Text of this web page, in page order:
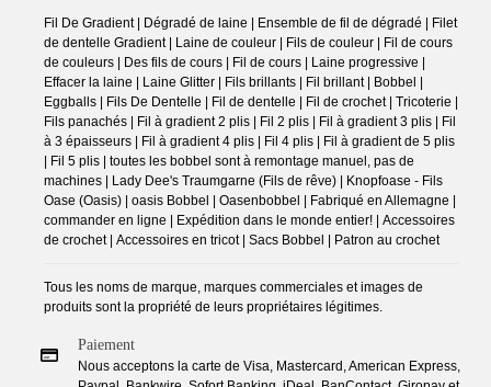
Fil De Gradient | Dégradé de laine | Ensemble de fil de dégradé | Filet
de dentelle Gradient | Laine de couleur | Fils de couleur | Fil de cours
de couleurs | Des fils de cours | Fil de cours | Laine progressive |
Effacer la laine | Laine Glitter | Fils brillants | Fil brillant | Bobbel |
Eggballs | Fils De Dentelle | Fil de dentelle | Fil de crochet | Tricoterie |
Fils panachés | Fil à gradient 2 plis | Fil 2 plis | Fil à gradient 3 plis | Fil
à 3 épaisseurs | Fil à gradient 4 plis | Fil 4 plis | Fil à gradient de 5 plis
| Fil 5 plis | toutes les bobbel sont à remontage manuel, pas de
machines | Lady Dee's Traumgarne (Fils de rêve) | Knopfoase - Fils
Oase (Oasis) | oasis Bobbel | Oasenbobbel | Fabriqué en Allemagne |
commander en ligne | Expédition dans le monde entier! | Accessoires
de crochet | Accessoires en tricot | Sacs Bobbel | Patron au crochet
Tous les noms de marque, marques commerciales et images de
produits sont la propriété de leurs propriétaires légitimes.
Paiement
Nous acceptons la carte de Visa, Mastercard, American Express,